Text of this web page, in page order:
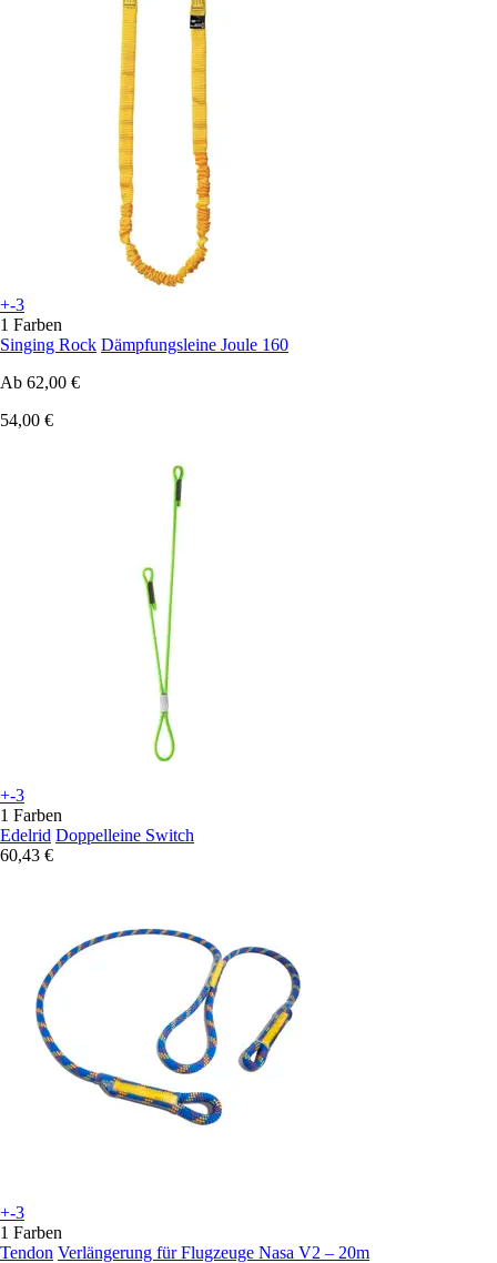
+-3
1 Farben
Singing Rock Dämpfungsleine Joule 160
Ab 62,00 €
54,00 €
+-3
1 Farben
Edelrid Doppelleine Switch
60,43 €
+-3
1 Farben
Tendon Verlängerung für Flugzeuge Nasa V2 – 20m